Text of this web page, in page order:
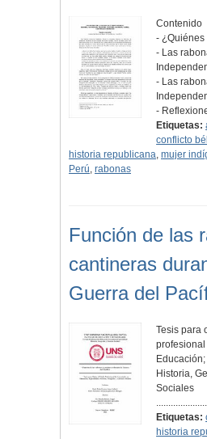
Contenido
-
- Las
- Las
-
Etiquetas:
conflicto
historia republicana, mujer
Perú, rabonas
Función de las
cantineras
Guerra del
Tesis para
Historia,
Sociales
Etiquetas:
historia